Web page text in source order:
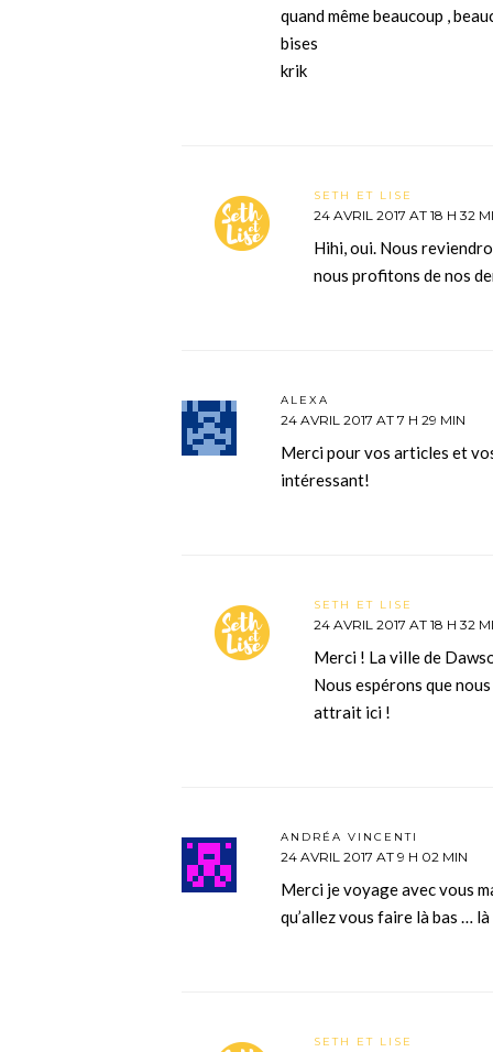
quand même beaucoup ,
bises
krik
SETH ET LISE
24 AVRIL 2017 AT 18 H 32
Hihi, oui. Nous
nous profitons de nos
ALEXA
24 AVRIL 2017 AT 7 H 29 MIN
Merci pour vos articles et
intéressant!
SETH ET LISE
24 AVRIL 2017 AT 18 H 32
Merci ! La ville de
Nous espérons que
attrait ici !
ANDRÉA VINCENTI
24 AVRIL 2017 AT 9 H 02 MIN
Merci je voyage avec vous
qu’allez vous faire là bas …
SETH ET LISE